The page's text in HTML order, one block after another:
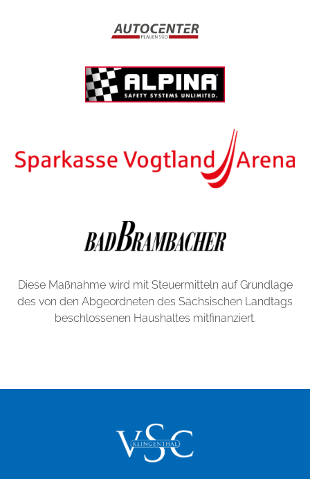
Diese Maßnahme wird mit Steuermitteln auf Grundlage
des von den Abgeordneten des Sächsischen Landtags
beschlossenen Haushaltes mitfinanziert.